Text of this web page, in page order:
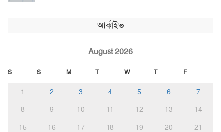
আর্কাইভ
August 2026
S S M T W T F
1 2 3 4 5 6
7
8
9 10 11 12 13
14
15
16 17 18 19 20
21